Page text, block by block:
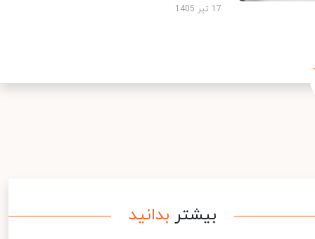
17 تیر 1405
بیشتر بدانید